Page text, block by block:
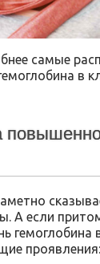
самые
в
А если
гемоглобина
проявления: